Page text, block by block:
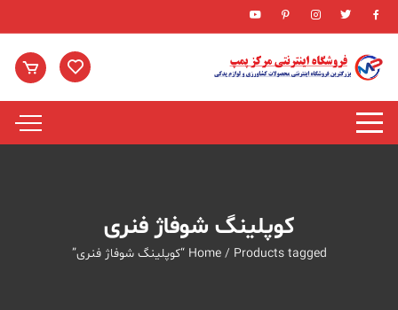
Skip
to
content
کوپلینگ شوفاژ فنری
Home/ Products tagged “کوپلینگ شوفاژ فنری”